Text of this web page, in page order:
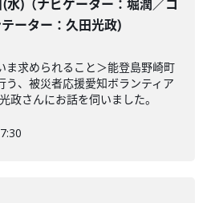
(水)（ナビゲーター：堀潤／コ
ーター：久田光政)
ま求められること＞能登島野崎町
う、被災者応援愛知ボランティア
政さんにお話を伺いました。